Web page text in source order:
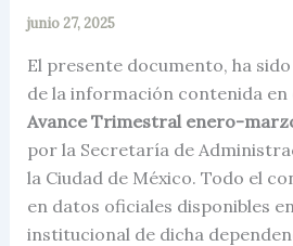
junio 27, 2025
El presente documento, ha
de la información contenida en
Avance Trimestral enero-
por la Secretaría de
la Ciudad de México. Todo el
en datos oficiales disponibles
institucional de dicha